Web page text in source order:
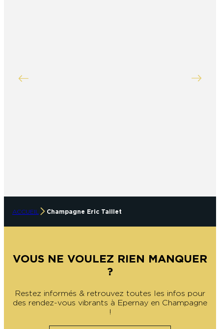
ACCUEIL Champagne Eric Taillet
VOUS NE VOULEZ RIEN MANQUER
?
Restez informés & retrouvez toutes les infos pour
des rendez-vous vibrants à Epernay en Champagne
!